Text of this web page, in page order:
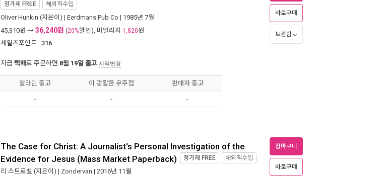
정가제 FREE 해외직수입
Oliver Hunkin (지은이) | Eerdmans Pub Co | 1985년 7월
45,310원 → 36,240원 (20%할인), 마일리지 1,820원
세일즈포인트 : 316
지금 택배로 주문하면 8월 19일 출고 지역변경
바로구매
보관함
알라딘 중고 이 광활한 우주점 판매자 중고
- - -
The Case for Christ: A Journalist's Personal Investigation of the
Evidence for Jesus (Mass Market Paperback) 정가제 FREE 해외직수입
리 스트로벨 (지은이) | Zondervan | 2016년 11월
장바구니
바로구매